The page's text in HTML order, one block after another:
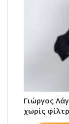
Γιώργος
χωρίς